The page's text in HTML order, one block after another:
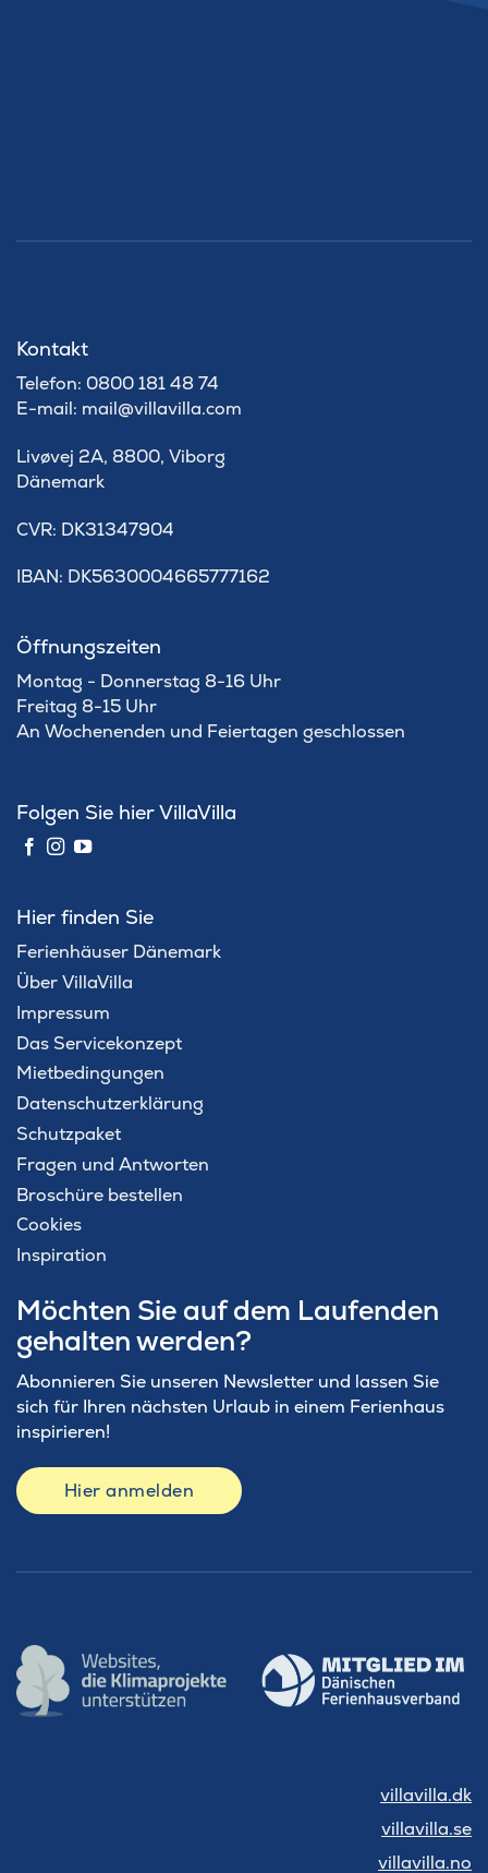
Kontakt
Telefon: 0800 181 48 74
E-mail: mail@villavilla.com
Livøvej 2A, 8800, Viborg
Dänemark
​CVR: DK31347904
IBAN: DK5630004665777162
Öffnungszeiten
Montag - Donnerstag 8-16 Uhr
Freitag 8-15 Uhr
An Wochenenden und Feiertagen geschlossen
Folgen Sie hier VillaVilla
Hier finden Sie
Ferienhäuser Dänemark
Über VillaVilla
Impressum
Das Servicekonzept
Mietbedingungen
Datenschutzerklärung
Schutzpaket
Fragen und Antworten
Broschüre bestellen
Cookies
Inspiration
Möchten Sie auf dem Laufenden
gehalten werden?
Abonnieren Sie unseren Newsletter und lassen Sie
sich für Ihren nächsten Urlaub in einem Ferienhaus
inspirieren!
Hier anmelden
villavilla.dk
villavilla.se
villavilla.no